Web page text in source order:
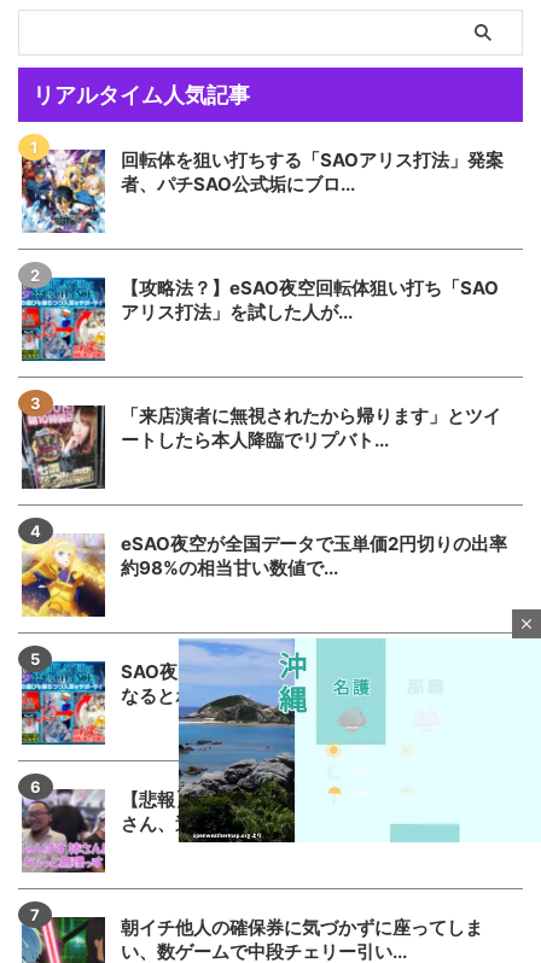
リアルタイム人気記事
回転体を狙い打ちする「SAOアリス打法」発案
者、パチSAO公式垢にブロ...
【攻略法？】eSAO夜空回転体狙い打ち「SAO
アリス打法」を試した人が...
「来店演者に無視されたから帰ります」とツイ
ートしたら本人降臨でリプバト...
eSAO夜空が全国データで玉単価2円切りの出率
約98%の相当甘い数値で...
SAO夜空はフェアスタートに右も削れないって
なるとホールはどこを調整し...
【悲報】でちゃう！こしあんさんとにゃんぱす
さん、過去の揉め事から未だ雪...
朝イチ他人の確保券に気づかずに座ってしま
い、数ゲームで中段チェリー引い...
close
u